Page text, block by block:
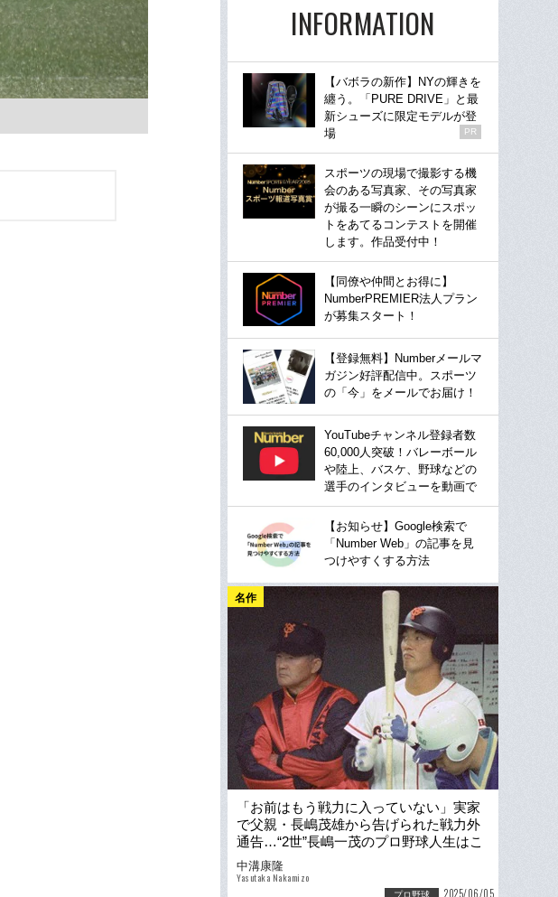
INFORMATION
【バボラの新作】NYの輝きを
纏う。「PURE DRIVE」と最
新シューズに限定モデルが登
場
PR
スポーツの現場で撮影する機
会のある写真家、その写真家
が撮る一瞬のシーンにスポッ
トをあてるコンテストを開催
します。作品受付中！
【同僚や仲間とお得に】
NumberPREMIER法人プラン
が募集スタート！
【登録無料】Numberメールマ
ガジン好評配信中。スポーツ
の「今」をメールでお届け！
YouTubeチャンネル登録者数
60,000人突破！バレーボール
や陸上、バスケ、野球などの
選手のインタビューを動画で
【お知らせ】Google検索で
「Number Web」の記事を見
つけやすくする方法
名作
「お前はもう戦力に入っていない」実家
で父親・長嶋茂雄から告げられた戦力外
通告…“2世”長嶋一茂のプロ野球人生はこ
うして終わった
中溝康隆
Yasutaka Nakamizo
プロ野球 2025/06/05